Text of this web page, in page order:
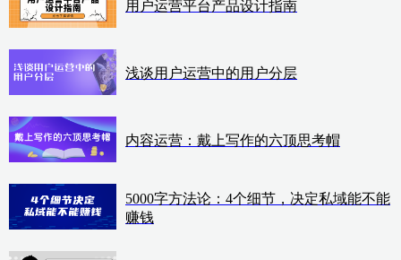
用户运营平台产品设计指南
浅谈用户运营中的用户分层
内容运营：戴上写作的六顶思考帽
5000字方法论：4个细节，决定私域能不能
赚钱